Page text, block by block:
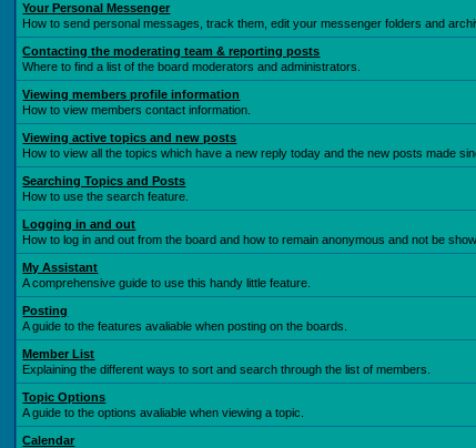
Your Personal Messenger
How to send personal messages, track them, edit your messenger folders and
Contacting the moderating team & reporting posts
Where to find a list of the board moderators and administrators.
Viewing members profile information
How to view members contact information.
Viewing active topics and new posts
How to view all the topics which have a new reply today and the new posts made
Searching Topics and Posts
How to use the search feature.
Logging in and out
How to log in and out from the board and how to remain anonymous and not be
My Assistant
A comprehensive guide to use this handy little feature.
Posting
A guide to the features avaliable when posting on the boards.
Member List
Explaining the different ways to sort and search through the list of members.
Topic Options
A guide to the options avaliable when viewing a topic.
Calendar